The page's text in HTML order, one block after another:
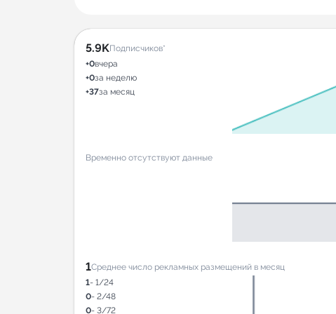
5.9KПодписчиков*
+0вчера
+0за неделю
+37за месяц
Временно отсутствуют данные
1Среднее число рекламных размещений в месяц
1- 1/24
0- 2/48
0- 3/72